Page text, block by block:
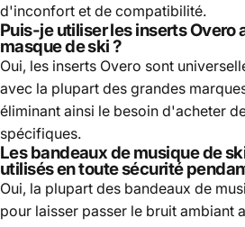
d'inconfort et de compatibilité.
Puis-je utiliser les inserts
masque de ski ?
Oui, les inserts Overo sont
avec la plupart des grandes
éliminant ainsi le besoin d'acheter
spécifiques.
Les bandeaux de musique de
utilisés en toute sécurité
Oui, la plupart des bandeaux de
pour laisser passer le bruit ambiant